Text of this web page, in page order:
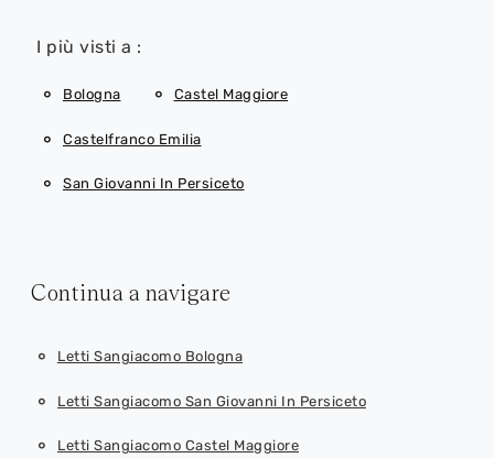
I più visti a :
Bologna Castel Maggiore
Castelfranco Emilia
San Giovanni In Persiceto
Continua a navigare
Letti Sangiacomo Bologna
Letti Sangiacomo San Giovanni In Persiceto
Letti Sangiacomo Castel Maggiore